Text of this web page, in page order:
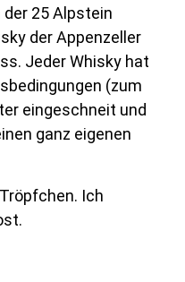
25 Alpstein
der Appenzeller
Jeder Whisky hat
(zum
eingeschneit und
ganz eigenen
Ich